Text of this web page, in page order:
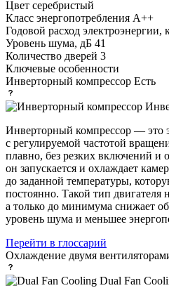
Цвет серебристый
Класс энергопотребления A++
Годовой расход электроэнергии,
Уровень шума, дБ 41
Количество дверей 3
Ключевые особенности
Инверторный компрессор Есть
Инверторный компрессор — это
с регулируемой частотой
плавно, без резких включений и
он запускается и охлаждает
до заданной температуры,
постоянно. Такой тип двигателя
а только до минимума снижает
уровень шума и меньшее
Перейти в глоссарий
Охлаждение двумя
Dual Fan